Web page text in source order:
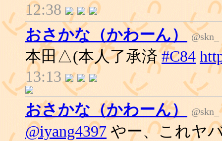
12:38
おさかな（かわーん）
@skn_
本田△(本人了承済#C84
13:13
おさかな（かわーん）
@skn_
@iyang4397 やー、これヤ